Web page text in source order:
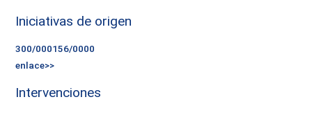
Iniciativas de origen
300/000156/0000
enlace>>
Intervenciones